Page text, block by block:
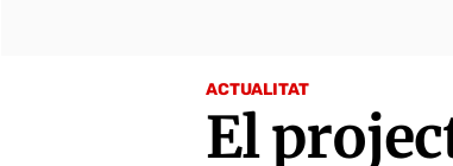
ACTUALITAT
El